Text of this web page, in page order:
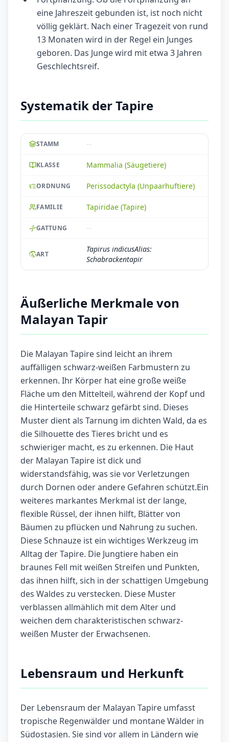
eine Jahreszeit gebunden ist, ist noch nicht
völlig geklärt. Nach einer Tragezeit von rund
13 Monaten wird in der Regel ein Junges
geboren. Das Junge wird mit etwa 3 Jahren
Geschlechtsreif.
Systematik der Tapire
STAMM --
KLASSE Mammalia (Säugetiere)
ORDNUNG Perissodactyla (Unpaarhuftiere)
FAMILIE Tapiridae (Tapire)
GATTUNG --
ART
Tapirus indicusAlias:
Schabrackentapir
Äußerliche Merkmale von
Malayan Tapir
Die Malayan Tapire sind leicht an ihrem
auffälligen schwarz-weißen Farbmustern zu
erkennen. Ihr Körper hat eine große weiße
Fläche um den Mittelteil, während der Kopf und
die Hinterteile schwarz gefärbt sind. Dieses
Muster dient als Tarnung im dichten Wald, da es
die Silhouette des Tieres bricht und es
schwieriger macht, es zu erkennen. Die Haut
der Malayan Tapire ist dick und
widerstandsfähig, was sie vor Verletzungen
durch Dornen oder andere Gefahren schützt.Ein
weiteres markantes Merkmal ist der lange,
flexible Rüssel, der ihnen hilft, Blätter von
Bäumen zu pflücken und Nahrung zu suchen.
Diese Schnauze ist ein wichtiges Werkzeug im
Alltag der Tapire. Die Jungtiere haben ein
braunes Fell mit weißen Streifen und Punkten,
das ihnen hilft, sich in der schattigen Umgebung
des Waldes zu verstecken. Diese Muster
verblassen allmählich mit dem Alter und
weichen dem charakteristischen schwarz-
weißen Muster der Erwachsenen.
Lebensraum und Herkunft
Der Lebensraum der Malayan Tapire umfasst
tropische Regenwälder und montane Wälder in
Südostasien. Sie sind vor allem in Ländern wie